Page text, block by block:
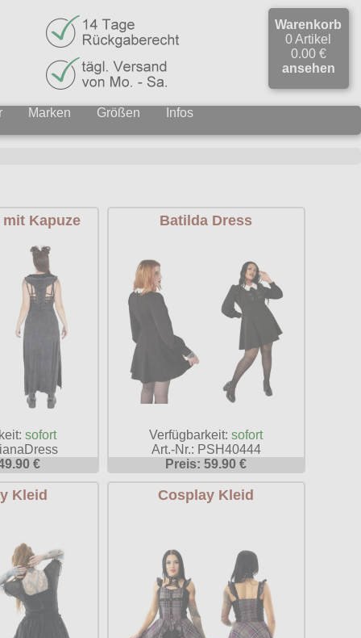
Warenkorb
0 Artikel
0.00 €
ansehen
Marken Größen Infos
Kapuze
sofort
€
Batilda Dress
Verfügbarkeit:sofort
Art.-Nr.: PSH40444
Preis: 59.90 €
Kleid Cosplay Kleid